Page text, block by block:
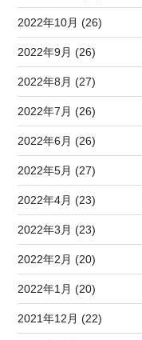
2022年10月 (26)
2022年9月 (26)
2022年8月 (27)
2022年7月 (26)
2022年6月 (26)
2022年5月 (27)
2022年4月 (23)
2022年3月 (23)
2022年2月 (20)
2022年1月 (20)
2021年12月 (22)